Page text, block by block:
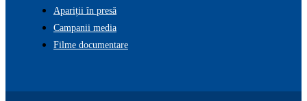
Apariții în presă
Campanii media
Filme documentare